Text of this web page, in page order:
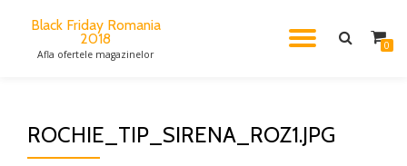
Black Friday Romania
2018
Afla ofertele magazinelor
0
ROCHIE_TIP_SIRENA_ROZ1.JPG